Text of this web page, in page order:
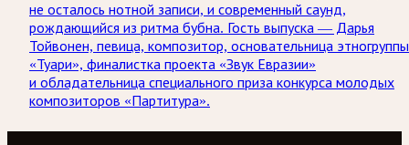
не осталось нотной записи, и современный саунд,
рождающийся из ритма бубна. Гость выпуска — Дарья
Тойвонен, певица, композитор, основательница этногруппы
«Туари», финалистка проекта «Звук Евразии»
и обладательница специального приза конкурса молодых
композиторов «Партитура».